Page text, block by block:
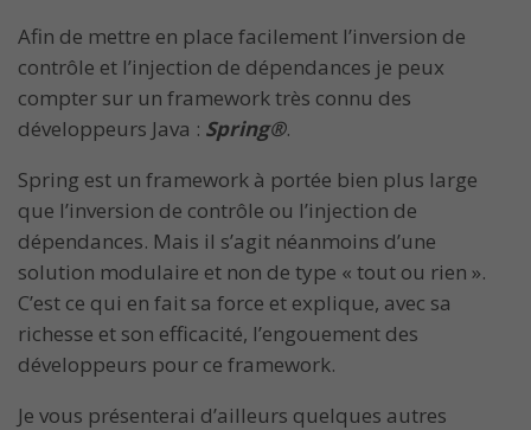
Afin de mettre en place facilement l’inversion de
contrôle et l’injection de dépendances je peux
compter sur un framework très connu des
développeurs Java : Spring®.
Spring est un framework à portée bien plus large
que l’inversion de contrôle ou l’injection de
dépendances. Mais il s’agit néanmoins d’une
solution modulaire et non de type « tout ou rien ».
C’est ce qui en fait sa force et explique, avec sa
richesse et son efficacité, l’engouement des
développeurs pour ce framework.
Je vous présenterai d’ailleurs quelques autres